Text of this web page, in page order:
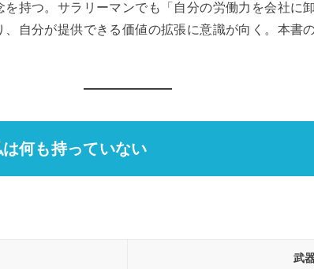
持つ。サラリーマンでも「自分の労働力を会社に
自分が提供できる価値の拡張に意識が向く。本書
何も持っていない
武